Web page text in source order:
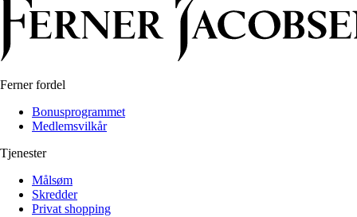
Ferner fordel
Bonusprogrammet
Medlemsvilkår
Tjenester
Målsøm
Skredder
Privat shopping